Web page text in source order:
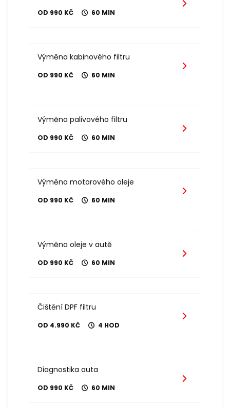
OD 990 KČ 60 MIN
Výměna kabinového filtru
OD 990 KČ 60 MIN
Výměna palivového filtru
OD 990 KČ 60 MIN
Výměna motorového oleje
OD 990 KČ 60 MIN
Výměna oleje v autě
OD 990 KČ 60 MIN
Čištění DPF filtru
OD 4.990 KČ 4 HOD
Diagnostika auta
OD 990 KČ 60 MIN